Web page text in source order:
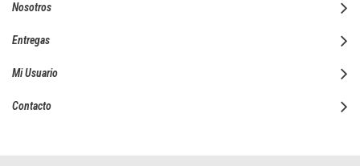
Nosotros
Entregas
Mi Usuario
Contacto